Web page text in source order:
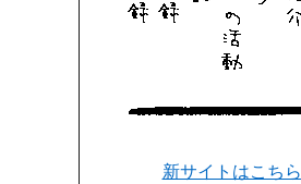
新サイトはこちら